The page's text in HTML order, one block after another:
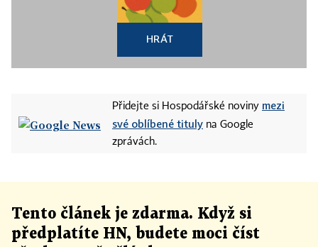
HRÁT
Přidejte si Hospodářské noviny mezi
své oblíbené tituly na Google
zprávách.
Tento článek je zdarma. Když si
předplatíte HN, budete moci číst